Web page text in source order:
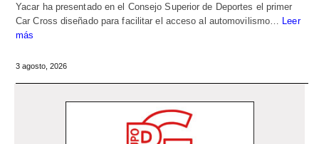
Yacar ha presentado en el Consejo Superior de Deportes el primer
Car Cross diseñado para facilitar el acceso al automovilismo… Leer
más
3 agosto, 2026